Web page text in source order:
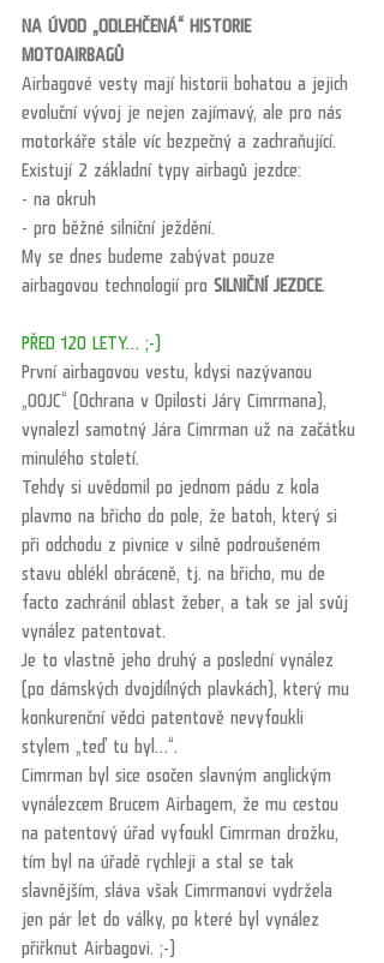
NA ÚVOD „ODLEHČENÁ“ HISTORIE
MOTOAIRBAGŮ
Airbagové vesty mají historii bohatou a jejich
evoluční vývoj je nejen zajímavý, ale pro nás
motorkáře stále víc bezpečný a zachraňující.
Existují 2 základní typy airbagů jezdce:
- na okruh
- pro běžné silniční ježdění.
My se dnes budeme zabývat pouze
airbagovou technologií pro SILNIČNÍ JEZDCE.
PŘED 120 LETY… ;-)
První airbagovou vestu, kdysi nazývanou
„OOJC“ (Ochrana v Opilosti Járy Cimrmana),
vynalezl samotný Jára Cimrman už na začátku
minulého století.
Tehdy si uvědomil po jednom pádu z kola
plavmo na břicho do pole, že batoh, který si
při odchodu z pivnice v silně podroušeném
stavu oblékl obráceně, tj. na břicho, mu de
facto zachránil oblast žeber, a tak se jal svůj
vynález patentovat.
Je to vlastně jeho druhý a poslední vynález
(po dámských dvojdílných plavkách), který mu
konkurenční vědci patentově nevyfoukli
stylem „teď tu byl…“.
Cimrman byl sice osočen slavným anglickým
vynálezcem Brucem Airbagem, že mu cestou
na patentový úřad vyfoukl Cimrman drožku,
tím byl na úřadě rychleji a stal se tak
slavnějším, sláva však Cimrmanovi vydržela
jen pár let do války, po které byl vynález
přiřknut Airbagovi. ;-)